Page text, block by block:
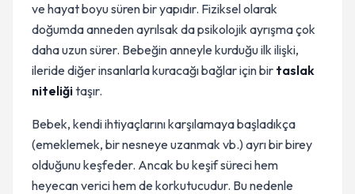
ve hayat boyu süren bir yapıdır. Fiziksel olarak
doğumda anneden ayrılsak da psikolojik ayrışma çok
daha uzun sürer. Bebeğin anneyle kurduğu ilk ilişki,
ileride diğer insanlarla kuracağı bağlar için bir taslak
niteliğitaşır.
Bebek, kendi ihtiyaçlarını karşılamaya başladıkça
(emeklemek, bir nesneye uzanmak vb.) ayrı bir birey
olduğunu keşfeder. Ancak bu keşif süreci hem
heyecan verici hem de korkutucudur. Bu nedenle